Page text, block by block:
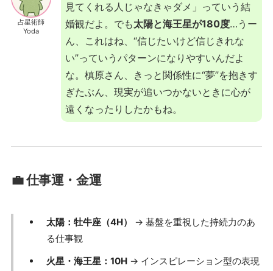
占星術師
Yoda
見てくれる人じゃなきゃダメ」っていう結
婚観だよ。でも太陽と海王星が180度…うー
ん、これはね、“信じたいけど信じきれな
い”っていうパターンになりやすいんだよ
な。槙原さん、きっと関係性に“夢”を抱きす
ぎたぶん、現実が追いつかないときに心が
遠くなったりしたかもね。
💼 仕事運・金運
太陽：牡牛座（4H）
→ 基盤を重視した持続力のあ
る仕事観
火星・海王星：10H→ インスピレーション型の表現